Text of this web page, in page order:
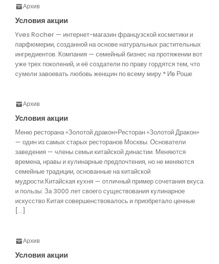
Архив
Условия акции
Yves Rocher — интернет-магазин французской косметики и
парфюмерии, созданной на основе натуральных растительных
ингредиентов. Компания — семейный бизнес на протяжении вот
уже трех поколений, и её создатели по праву гордятся тем, что
сумели завоевать любовь женщин по всему миру.* Ив Роше
Архив
Условия акции
Меню ресторана «Золотой дракон»Ресторан «Золотой Дракон»
— один из самых старых ресторанов Москвы. Основатели
заведения — члены семьи китайской династии. Меняются
времена, нравы и кулинарные предпочтения, но не меняются
семейные традиции, основанные на китайской
мудрости.Китайская кухня — отличный пример сочетания вкуса
и пользы. За 3000 лет своего существования кулинарное
искусство Китая совершенствовалось и приобретало ценные
[…]
Архив
Условия акции